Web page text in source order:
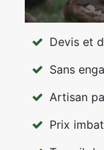
Devis et
Sans
Artisan
Prix